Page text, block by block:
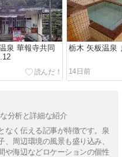
泉 華報寺共同
栃木 矢板温泉
14日前
分析と詳細な紹介
なく伝える記事が特徴です。泉
周辺環境の風景も盛り込み、
や海辺などロケーションの個性